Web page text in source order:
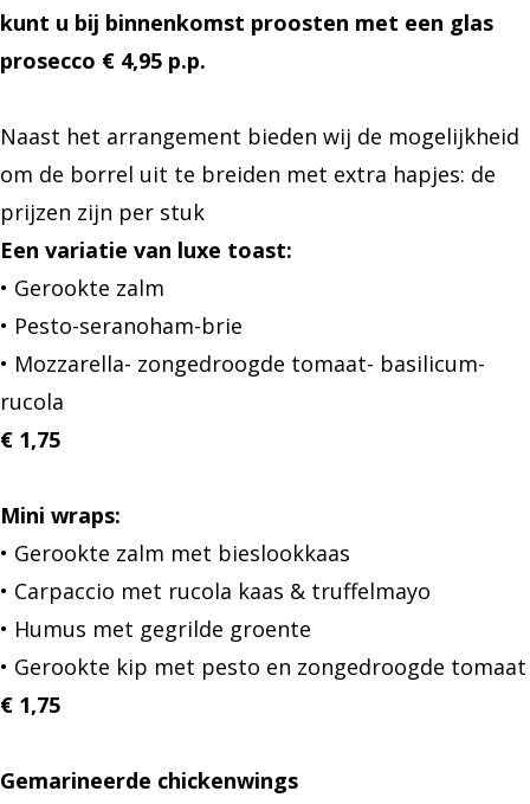
kunt u bij binnenkomst proosten met een glas
prosecco € 4,95 p.p.
Naast het arrangement bieden wij de mogelijkheid
om de borrel uit te breiden met extra hapjes: de
prijzen zijn per stuk
Een variatie van luxe toast:
• Gerookte zalm
• Pesto-seranoham-brie
• Mozzarella- zongedroogde tomaat- basilicum-
rucola
€ 1,75
Mini wraps:
• Gerookte zalm met bieslookkaas
• Carpaccio met rucola kaas & truffelmayo
• Humus met gegrilde groente
• Gerookte kip met pesto en zongedroogde tomaat
€ 1,75
Gemarineerde chickenwings